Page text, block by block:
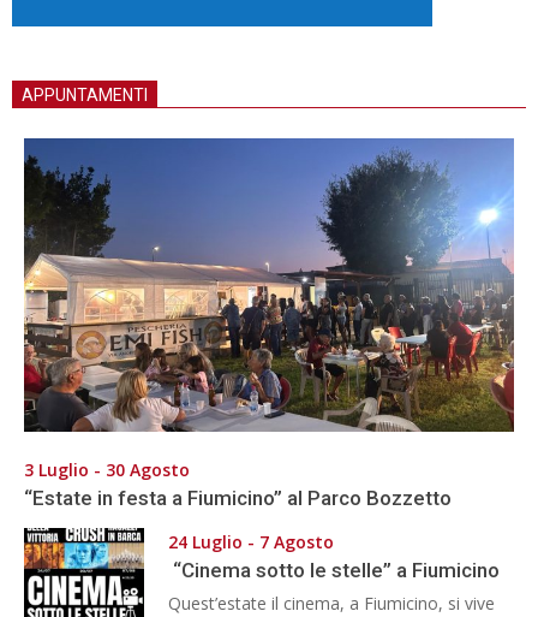
APPUNTAMENTI
3 Luglio - 30 Agosto
“Estate in festa a Fiumicino” al Parco Bozzetto
24 Luglio - 7 Agosto
“Cinema sotto le stelle” a Fiumicino
Quest’estate il cinema, a Fiumicino, si vive